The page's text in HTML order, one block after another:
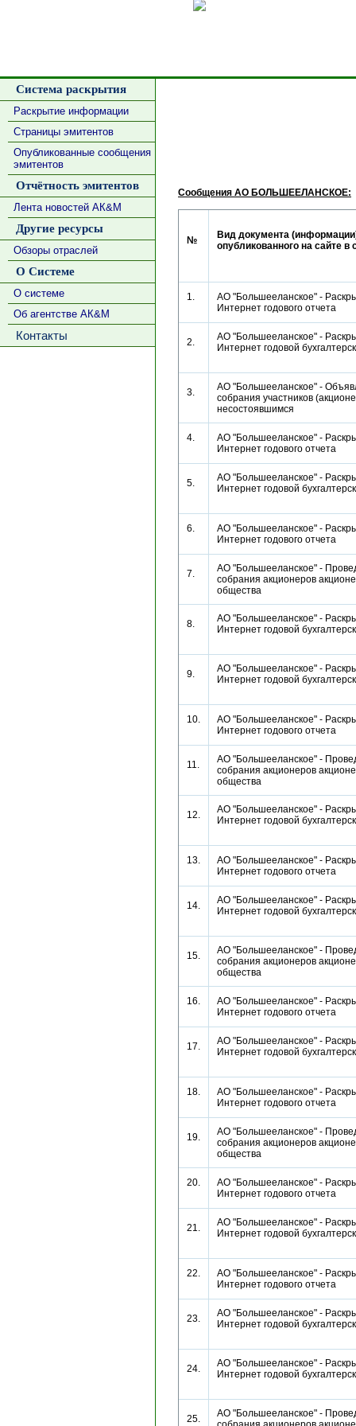
Система раскрытия
Раскрытие информации
Страницы эмитентов
Опубликованные сообщения
эмитентов
Отчётность эмитентов
Лента новостей АК&М
Другие ресурсы
Обзоры отраслей
О Системе
О системе
Об агентстве АК&М
Контакты
Сообщения АО БОЛЬШЕЕЛАНСКОЕ:
№
Вид документа
опубликованного на сайте в
1.
АО "Большееланское" -
Интернет годового отчета
2.
АО "Большееланское" -
Интернет годовой
3.
АО "Большееланское" -
собрания участников
несостоявшимся
4.
АО "Большееланское" -
Интернет годового отчета
5.
АО "Большееланское" -
Интернет годовой
6.
АО "Большееланское" -
Интернет годового отчета
7.
АО "Большееланское" -
собрания акционеров
общества
8.
АО "Большееланское" -
Интернет годовой
9.
АО "Большееланское" -
Интернет годовой
10.
АО "Большееланское" -
Интернет годового отчета
11.
АО "Большееланское" -
собрания акционеров
общества
12.
АО "Большееланское" -
Интернет годовой
13.
АО "Большееланское" -
Интернет годового отчета
14.
АО "Большееланское" -
Интернет годовой
15.
АО "Большееланское" -
собрания акционеров
общества
16.
АО "Большееланское" -
Интернет годового отчета
17.
АО "Большееланское" -
Интернет годовой
18.
АО "Большееланское" -
Интернет годового отчета
19.
АО "Большееланское" -
собрания акционеров
общества
20.
АО "Большееланское" -
Интернет годового отчета
21.
АО "Большееланское" -
Интернет годовой
22.
АО "Большееланское" -
Интернет годового отчета
23.
АО "Большееланское" -
Интернет годовой
24.
АО "Большееланское" -
Интернет годовой
25.
АО "Большееланское" -